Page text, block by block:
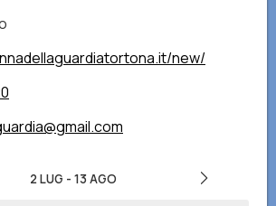
new/
2 LUG - 13 AGO